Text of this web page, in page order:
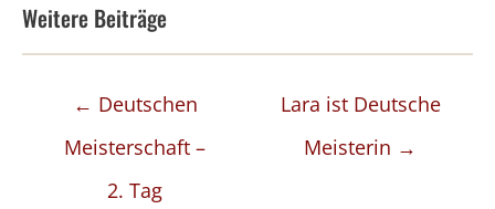
Weitere Beiträge
navigation
← Deutschen
Meisterschaft –
2. Tag
Lara ist Deutsche
Meisterin →